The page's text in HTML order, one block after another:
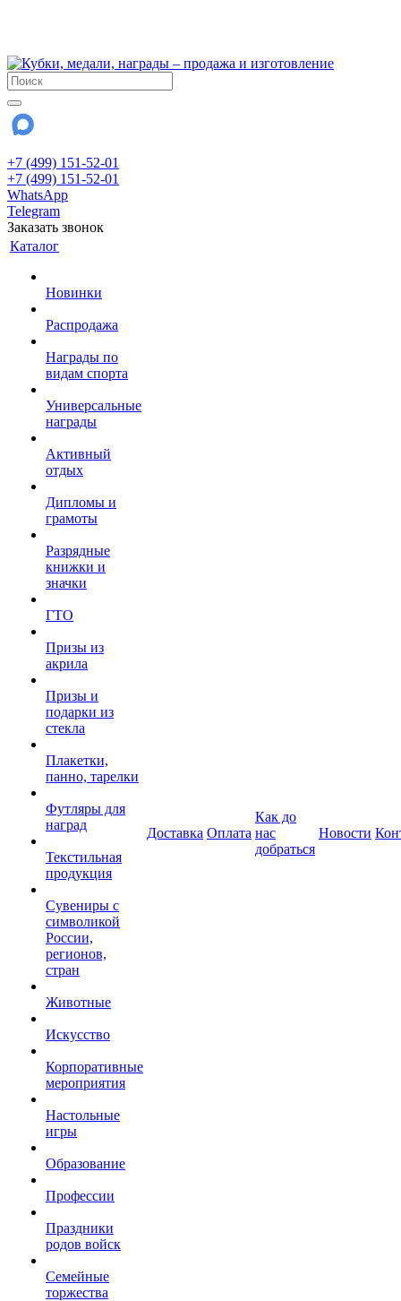
+7 (499) 151-52-01
+7 (499) 151-52-01
WhatsApp
Telegram
Заказать звонок
Каталог
Новинки
Распродажа
Награды по
видам спорта
Универсальные
награды
Активный
отдых
Дипломы и
грамоты
Разрядные
книжки и
значки
ГТО
Призы из
акрила
Призы и
подарки из
стекла
Плакетки,
панно, тарелки
Футляры для
наград
Текстильная
продукция
Сувениры с
символикой
России,
регионов,
стран
Животные
Искусство
Корпоративные
мероприятия
Настольные
игры
Образование
Профессии
Праздники
родов войск
Семейные
торжества
Доставка Оплата
Как до
нас
добраться
Новости